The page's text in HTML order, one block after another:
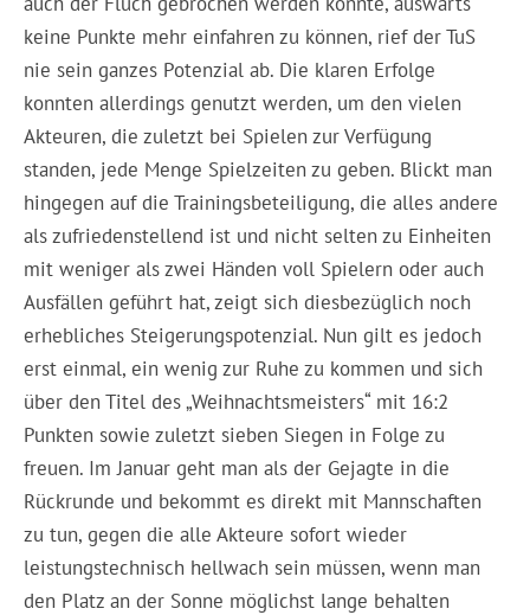
keine Punkte mehr einfahren zu können, rief der TuS
nie sein ganzes Potenzial ab. Die klaren Erfolge
konnten allerdings genutzt werden, um den vielen
Akteuren, die zuletzt bei Spielen zur Verfügung
standen, jede Menge Spielzeiten zu geben. Blickt man
hingegen auf die Trainingsbeteiligung, die alles andere
als zufriedenstellend ist und nicht selten zu Einheiten
mit weniger als zwei Händen voll Spielern oder auch
Ausfällen geführt hat, zeigt sich diesbezüglich noch
erhebliches Steigerungspotenzial. Nun gilt es jedoch
erst einmal, ein wenig zur Ruhe zu kommen und sich
über den Titel des „Weihnachtsmeisters“ mit 16:2
Punkten sowie zuletzt sieben Siegen in Folge zu
freuen. Im Januar geht man als der Gejagte in die
Rückrunde und bekommt es direkt mit Mannschaften
zu tun, gegen die alle Akteure sofort wieder
leistungstechnisch hellwach sein müssen, wenn man
den Platz an der Sonne möglichst lange behalten